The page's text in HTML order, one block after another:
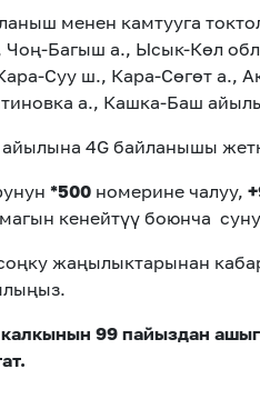
менен камтууга
Багыш а., Ысык-Көл
Суу ш., Кара-Сөгөт а.,
а., Кашка-Баш
4G байланышы
*500 номерине чалуу,
кенейтүү боюнча
жаңылыктарынан
99 пайыздан